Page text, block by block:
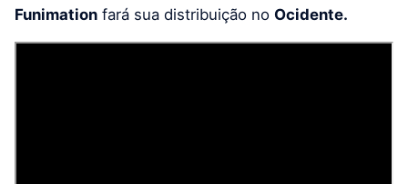
Funimation fará sua distribuição no Ocidente.